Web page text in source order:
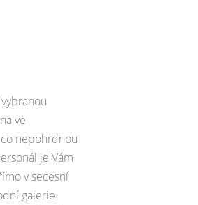
ve
nepohrdnou
je Vám
v secesní
galerie